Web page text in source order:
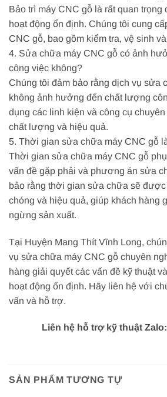
Bảo trì máy CNC gỗ là rất quan trọng
hoạt động ổn định. Chúng tôi cung
CNC gỗ, bao gồm kiểm tra, vệ sinh
4. Sửa chữa máy CNC gỗ có ảnh
công việc không?
Chúng tôi đảm bảo rằng dịch vụ sửa
không ảnh hưởng đến chất lượng
dụng các linh kiện và công cụ
chất lượng và hiệu quả.
5. Thời gian sửa chữa máy CNC gỗ
Thời gian sửa chữa máy CNC gỗ
vấn đề gặp phải và phương án sửa
bảo rằng thời gian sửa chữa sẽ
chóng và hiệu quả, giúp khách hàng
ngừng sản xuất.
Tại Huyện Mang Thít Vĩnh Long,
vụ sửa chữa máy CNC gỗ chuyên
hàng giải quyết các vấn đề kỹ thuật
hoạt động ổn định. Hãy liên hệ với
vấn và hỗ trợ.
Liên hệ hỗ trợ kỹ thuật
SẢN PHẨM TƯƠNG TỰ